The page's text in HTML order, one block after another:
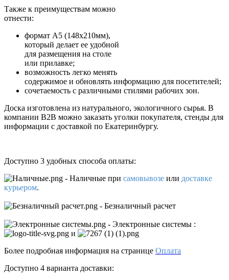
Также к преимуществам можно
отнести:
формат А5 (148х210мм),
который делает ее удобной
для размещения на столе
или прилавке;
возможность легко менять
содержимое и обновлять информацию для посетителей;
сочетаемость с различными стилями рабочих зон.
Доска изготовлена из натурального, экологичного сырья. В
компании B2B можно заказать уголки покупателя, стенды для
информации с доставкой по Екатеринбургу.
Доступно 3 удобных способа оплаты:
- Наличные при самовывозе или доставке
курьером.
- Безналичный расчет
- Электронные системы :
и
Более подробная информация на странице Оплата
Доступно 4 варианта доставки: